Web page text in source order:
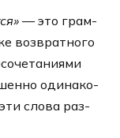
— это грам­
воз­врат­но­го
оди­на­ко­
сло­ва раз­